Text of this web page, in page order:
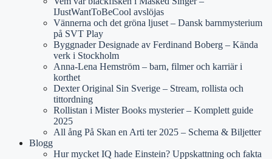
IJustWantToBeCool avslöjas
Vännerna och det gröna ljuset – Dansk barnmysterium
på SVT Play
Byggnader Designade av Ferdinand Boberg – Kända
verk i Stockholm
Anna-Lena Hemström – barn, filmer och karriär i
korthet
Dexter Original Sin Sverige – Stream, rollista och
tittordning
Rollistan i Mister Books mysterier – Komplett guide
2025
All ång På Skan en Arti ter 2025 – Schema & Biljetter
Blogg
Hur mycket IQ hade Einstein? Uppskattning och fakta